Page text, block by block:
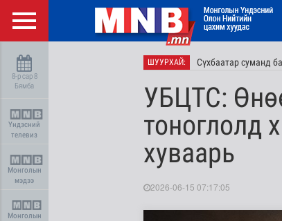
8-р сар 8
Бямба
Үндэсний
телевиз
Монголын
мэдээ
Монголын
ШУУРХАЙ: Сүхбаатар суманд
УБЦТС:
тоноглолд
хуваарь
2026-06-15 07:17:05